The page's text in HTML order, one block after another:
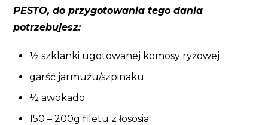
PESTO, do przygotowania tego dania
potrzebujesz:
½ szklanki ugotowanej komosy ryżowej
garść jarmużu/szpinaku
½ awokado
150 – 200g filetu z łososia